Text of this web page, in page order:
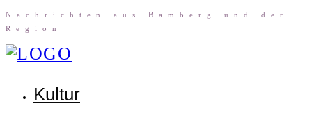
Nach­rich­ten aus Bam­berg und der
Region
Kul­tur